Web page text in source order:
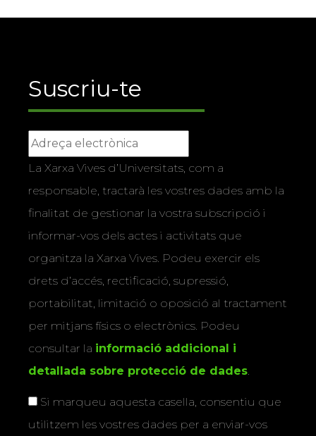
Suscriu-te
La Xarxa Vives d’Universitats, com a
responsable, tractarà les vostres dades amb la
finalitat de gestionar la vostra subscripció i
informar-vos dels actes i activitats que
organitza la Xarxa Vives. Podeu exercir els
drets d’accés, rectificació, supressió,
portabilitat, limitació o oposició al tractament
per mitjans físics o electrònics. Podeu
consultar la informació addicional i
detallada sobre protecció de dades.
Si marqueu aquesta casella, consentiu que
utilitzem les vostres dades per a enviar-vos